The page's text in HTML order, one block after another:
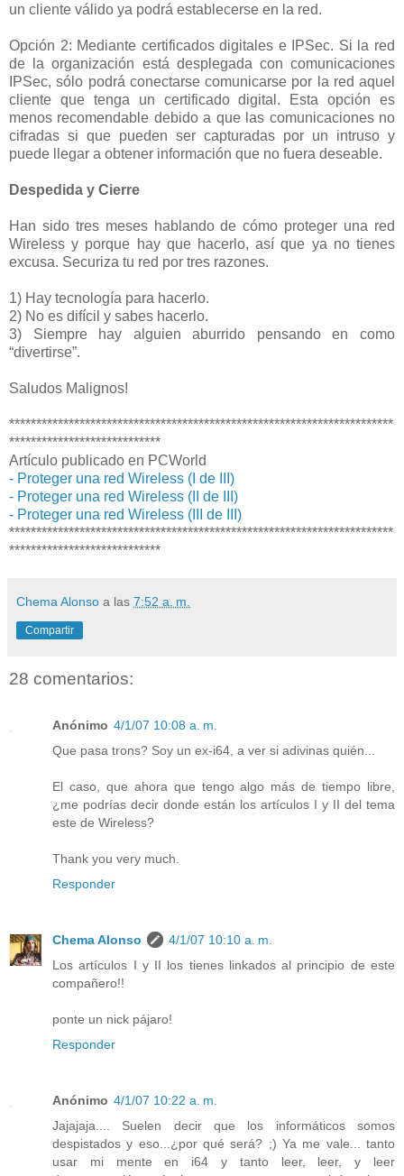
un cliente válido ya podrá establecerse en la red.
Opción 2: Mediante certificados digitales e IPSec. Si la red
de la organización está desplegada con comunicaciones
IPSec, sólo podrá conectarse comunicarse por la red aquel
cliente que tenga un certificado digital. Esta opción es
menos recomendable debido a que las comunicaciones no
cifradas si que pueden ser capturadas por un intruso y
puede llegar a obtener información que no fuera deseable.
Despedida y Cierre
Han sido tres meses hablando de cómo proteger una red
Wireless y porque hay que hacerlo, así que ya no tienes
excusa. Securiza tu red por tres razones.
1) Hay tecnología para hacerlo.
2) No es difícil y sabes hacerlo.
3) Siempre hay alguien aburrido pensando en como
“divertirse”.
Saludos Malignos!
***********************************************************************
****************************
Artículo publicado en PCWorld
- Proteger una red Wireless (I de III)
- Proteger una red Wireless (II de III)
- Proteger una red Wireless (III de III)
***********************************************************************
****************************
Chema Alonso a las 7:52 a. m.
Compartir
28 comentarios:
Anónimo 4/1/07 10:08 a. m.
Que pasa trons? Soy un ex-i64, a ver si adivinas quién...
El caso, que ahora que tengo algo más de tiempo libre,
¿me podrías decir donde están los artículos I y II del tema
este de Wireless?
Thank you very much.
Responder
Chema Alonso
4/1/07 10:10 a. m.
Los artículos I y II los tienes linkados al principio de este
compañero!!
ponte un nick pájaro!
Responder
Anónimo 4/1/07 10:22 a. m.
Jajajaja.... Suelen decir que los informáticos somos
despistados y eso...¿por qué será? ;) Ya me vale... tanto
usar mi mente en i64 y tanto leer, leer, y leer